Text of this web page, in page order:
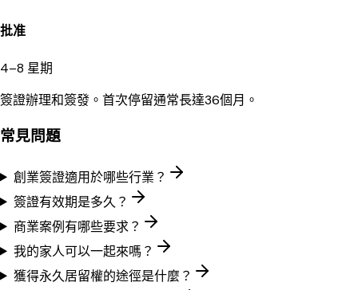
批准
4–8 星期
簽證辦理和簽發。首次停留通常長達36個月。
常見問題
創業簽證適用於哪些行業？
簽證有效期是多久？
商業案例有哪些要求？
我的家人可以一起來嗎？
獲得永久居留權的途徑是什麼？